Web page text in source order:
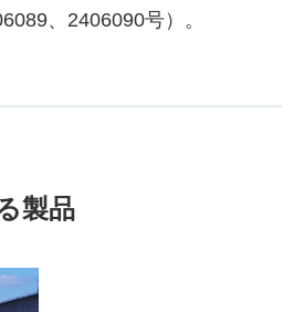
、2406090号）。
製品